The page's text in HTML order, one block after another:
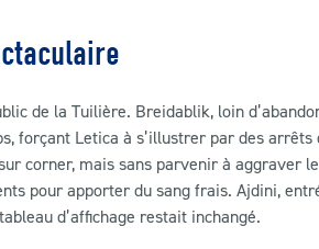
de la Tuilière. Breidablik, loin
forçant Letica à s’illustrer par des arrêts
corner, mais sans parvenir à aggraver
pour apporter du sang frais. Ajdini,
d’affichage restait inchangé.